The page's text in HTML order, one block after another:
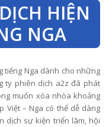
HIỆN
NGA
tiếng Nga dành cho những
ty phiên dịch a2z đã phát
muốn xóa nhòa khoảng
Việt – Nga có thể dễ dàng
dịch sự kiện triển lãm, hội